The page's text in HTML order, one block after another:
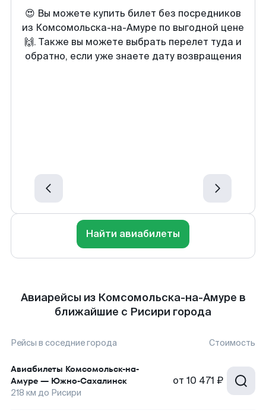
😍 Вы можете купить билет без посредников
из Комсомольска-на-Амуре по выгодной цене
🙌. Также вы можете выбрать перелет туда и
обратно, если уже знаете дату возвращения
Найти авиабилеты
Авиарейсы из Комсомольска-на-Амуре в
ближайшие с Рисири города
Рейсы в соседние города Стоимость
Авиабилеты Комсомольск-на-
Амуре — Южно-Сахалинск
218 км до Рисири
от 10 471 ₽